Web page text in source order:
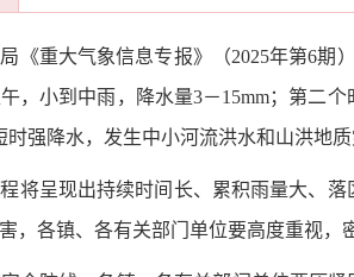
《重大气象信息专报》（2025年第6期
，小到中雨，降水量3－15mm；第二
时强降水，发生中小河流洪水和山洪地质
将呈现出持续时间长、累积雨量大、
，各镇、各有关部门单位要高度重视